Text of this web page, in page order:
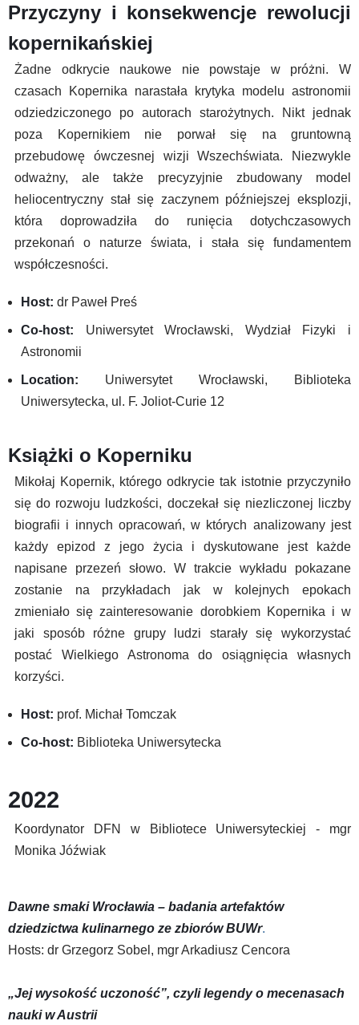
Przyczyny i konsekwencje rewolucji
kopernikańskiej
Żadne odkrycie naukowe nie powstaje w próżni. W
czasach Kopernika narastała krytyka modelu astronomii
odziedziczonego po autorach starożytnych. Nikt jednak
poza Kopernikiem nie porwał się na gruntowną
przebudowę ówczesnej wizji Wszechświata. Niezwykle
odważny, ale także precyzyjnie zbudowany model
heliocentryczny stał się zaczynem późniejszej eksplozji,
która doprowadziła do runięcia dotychczasowych
przekonań o naturze świata, i stała się fundamentem
współczesności.
Host: dr Paweł Preś
Co-host: Uniwersytet Wrocławski, Wydział Fizyki i
Astronomii
Location: Uniwersytet Wrocławski, Biblioteka
Uniwersytecka, ul. F. Joliot-Curie 12
Książki o Koperniku
Mikołaj Kopernik, którego odkrycie tak istotnie przyczyniło
się do rozwoju ludzkości, doczekał się niezliczonej liczby
biografii i innych opracowań, w których analizowany jest
każdy epizod z jego życia i dyskutowane jest każde
napisane przezeń słowo. W trakcie wykładu pokazane
zostanie na przykładach jak w kolejnych epokach
zmieniało się zainteresowanie dorobkiem Kopernika i w
jaki sposób różne grupy ludzi starały się wykorzystać
postać Wielkiego Astronoma do osiągnięcia własnych
korzyści.
Host: prof. Michał Tomczak
Co-host: Biblioteka Uniwersytecka
2022
Koordynator DFN w Bibliotece Uniwersyteckiej - mgr
Monika Jóźwiak
Dawne smaki Wrocławia – badania artefaktów
dziedzictwa kulinarnego ze zbiorów BUWr.
Hosts: dr Grzegorz Sobel, mgr Arkadiusz Cencora
„Jej wysokość uczoność”, czyli legendy o mecenasach
nauki w Austrii